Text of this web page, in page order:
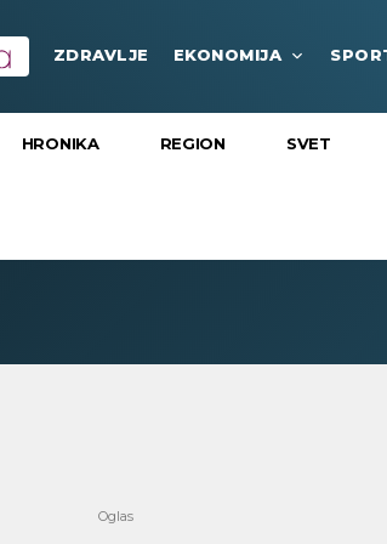
ZDRAVLJE EKONOMIJA
HRONIKA REGION SVET